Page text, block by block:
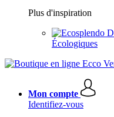
Plus d'inspiration
Écologiques
Mon compte
Identifiez-vous